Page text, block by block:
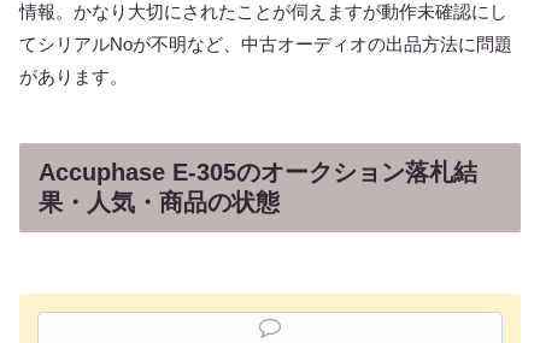
情報。かなり大切にされたことが伺えますが動作未確認にし
てシリアルNoが不明など、中古オーディオの出品方法に問題
があります。
Accuphase E-305のオークション落札結
果・人気・商品の状態